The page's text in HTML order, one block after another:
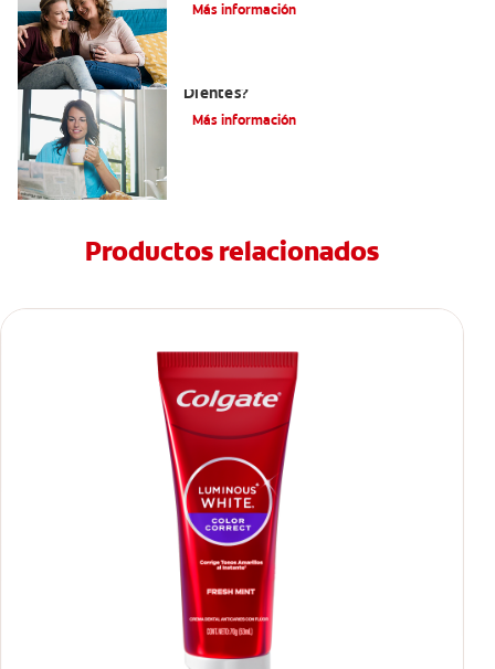
Más información
Dientes?
Más información
Productos relacionados